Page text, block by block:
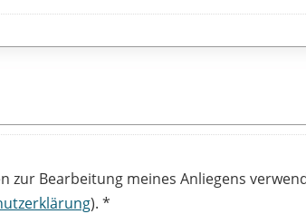
zur Bearbeitung meines Anliegens
). *